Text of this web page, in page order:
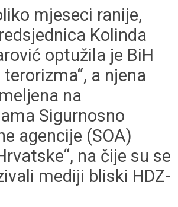
mjeseci ranije,
Kolinda
optužila je BiH
terorizma“, a njena
na
Sigurnosno
agencije (SOA)
na čije su se
mediji bliski HDZ-